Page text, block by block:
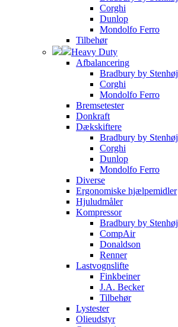
Corghi
Dunlop
Mondolfo Ferro
Tilbehør
Heavy Duty
Afbalancering
Bradbury by Stenhøj
Corghi
Mondolfo Ferro
Bremsetester
Donkraft
Dækskiftere
Bradbury by Stenhøj
Corghi
Dunlop
Mondolfo Ferro
Diverse
Ergonomiske hjælpemidler
Hjuludmåler
Kompressor
Bradbury by Stenhøj
CompAir
Donaldson
Renner
Lastvognslifte
Finkbeiner
J.A. Becker
Tilbehør
Lystester
Olieudstyr